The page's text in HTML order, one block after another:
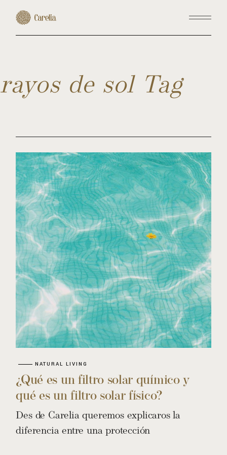
content
rayos de sol Tag
NATURAL LIVING
¿Qué es un filtro solar químico y
qué es un filtro solar físico?
Des de Carelia queremos explicaros la
diferencia entre una protección